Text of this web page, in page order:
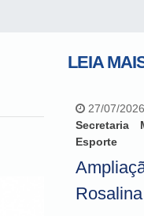
LEIA
27/07/
Secretaria
Esporte
Rosalina